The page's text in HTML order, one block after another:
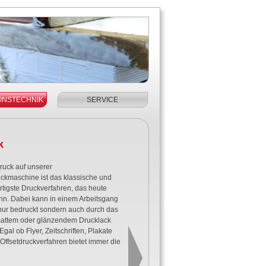
SERVICE
auf unserer
ist das klassische und
Druckverfahren, das heute
Dabei kann in einem Arbeitsgang
bedruckt sondern auch durch das
oder glänzendem Drucklack
ob Flyer, Zeitschriften, Plakate
bietet immer die